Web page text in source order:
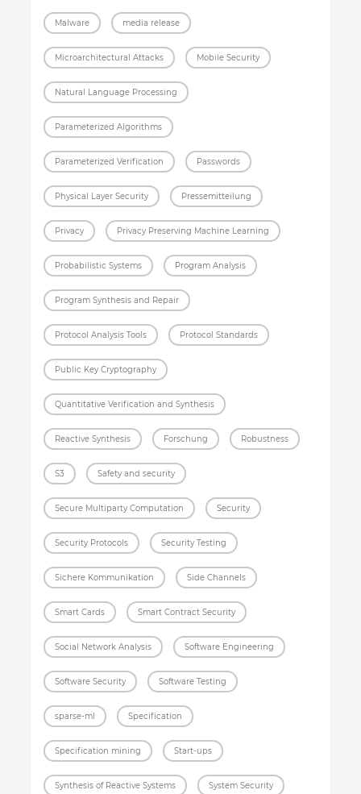
Malware media release
Microarchitectural Attacks Mobile Security
Natural Language Processing
Parameterized Algorithms
Parameterized Verification Passwords
Physical Layer Security Pressemitteilung
Privacy Privacy Preserving Machine Learning
Probabilistic Systems Program Analysis
Program Synthesis and Repair
Protocol Analysis Tools Protocol Standards
Public Key Cryptography
Quantitative Verification and Synthesis
Reactive Synthesis Forschung Robustness
S3 Safety and security
Secure Multiparty Computation Security
Security Protocols Security Testing
Sichere Kommunikation Side Channels
Smart Cards Smart Contract Security
Social Network Analysis Software Engineering
Software Security Software Testing
sparse-ml Specification
Specification mining Start-ups
Synthesis of Reactive Systems System Security